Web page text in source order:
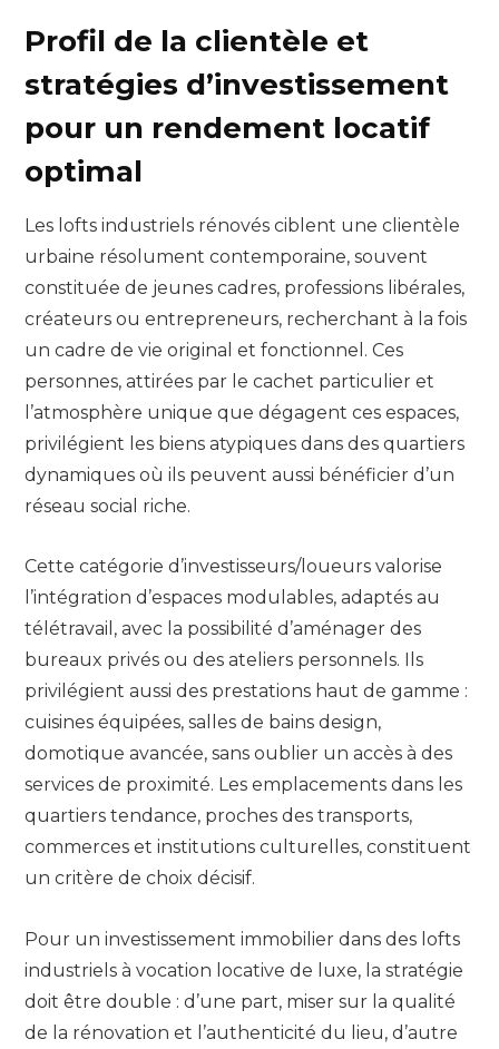
Profil de la clientèle et
stratégies d’investissement
pour un rendement locatif
optimal
Les lofts industriels rénovés ciblent une clientèle
urbaine résolument contemporaine, souvent
constituée de jeunes cadres, professions libérales,
créateurs ou entrepreneurs, recherchant à la fois
un cadre de vie original et fonctionnel. Ces
personnes, attirées par le cachet particulier et
l’atmosphère unique que dégagent ces espaces,
privilégient les biens atypiques dans des quartiers
dynamiques où ils peuvent aussi bénéficier d’un
réseau social riche.
Cette catégorie d’investisseurs/loueurs valorise
l’intégration d’espaces modulables, adaptés au
télétravail, avec la possibilité d’aménager des
bureaux privés ou des ateliers personnels. Ils
privilégient aussi des prestations haut de gamme :
cuisines équipées, salles de bains design,
domotique avancée, sans oublier un accès à des
services de proximité. Les emplacements dans les
quartiers tendance, proches des transports,
commerces et institutions culturelles, constituent
un critère de choix décisif.
Pour un investissement immobilier dans des lofts
industriels à vocation locative de luxe, la stratégie
doit être double : d’une part, miser sur la qualité
de la rénovation et l’authenticité du lieu, d’autre